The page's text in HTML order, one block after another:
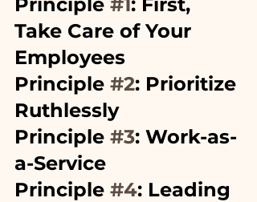
Take Care of Your
Employees
Principle #2: Prioritize
Ruthlessly
Principle #3: Work-as-
a-Service
Principle #4: Leading